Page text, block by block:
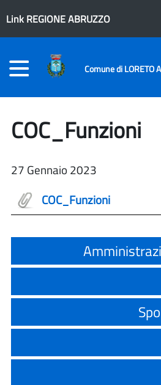
Link REGIONE ABRUZZO
Comune di LORETO
COC_Funzioni
27 Gennaio 2023
COC_Funzioni